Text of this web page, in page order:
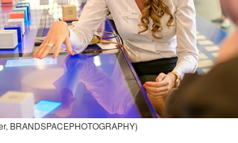
BRANDSPACEPHOTOGRAPHY)